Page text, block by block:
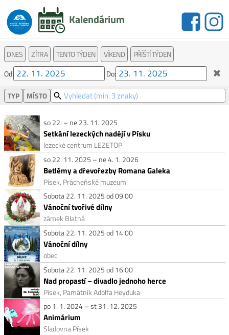
Kalendárium
DNES ZÍTRA TENTO TÝDEN VÍKEND
PŘÍŠTÍ TÝDEN
Od:
Do: ✖
TYP MÍSTO
so 22. – ne 23. 11. 2025
Setkání lezeckých nadějí v Písku
lezecké centrum LEZETOP
so 22. 11. 2025 – ne 4. 1. 2026
Betlémy a dřevořezby Romana Galeka
Písek, Prácheňské muzeum
Sobota 22. 11. 2025 od 09:00
Vánoční tvořivé dílny
zámek Blatná
Sobota 22. 11. 2025 od 14:00
Vánoční dílny
obec
Sobota 22. 11. 2025 od 16:00
Nad propastí – divadlo jednoho herce
Písek, Památník Adolfa Heyduka
po 1. 1. 2024 – st 31. 12. 2025
Animárium
Sladovna Písek